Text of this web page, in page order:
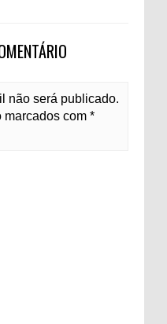
não será publicado.
com *